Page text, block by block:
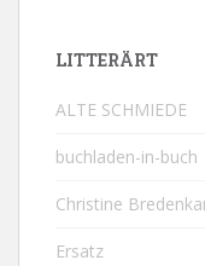
LITTERÄRT
ALTE SCHMIEDE
buchladen-in-buch
Christine
Ersatz